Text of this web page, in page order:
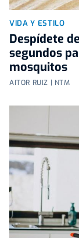
VIDA Y ESTILO
Despídete
segundos
mosquitos
AITOR RUIZ | NTM